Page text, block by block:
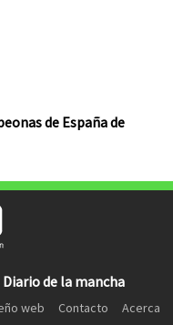
de España de
Diario de la mancha
web Contacto
Acerca